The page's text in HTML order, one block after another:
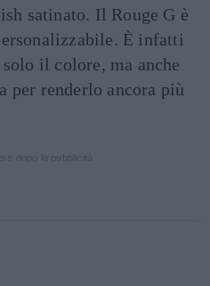
satinato. Il Rouge G è
È infatti
il colore, ma anche
per renderlo ancora più